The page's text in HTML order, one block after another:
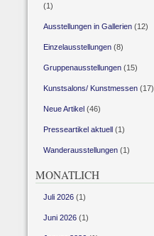
(1)
Ausstellungen in Gallerien(12)
Einzelausstellungen(8)
Gruppenausstellungen(15)
Kunstsalons/ Kunstmessen(17)
Neue Artikel(46)
Presseartikel aktuell(1)
Wanderausstellungen(1)
MONATLICH
Juli 2026(1)
Juni 2026(1)